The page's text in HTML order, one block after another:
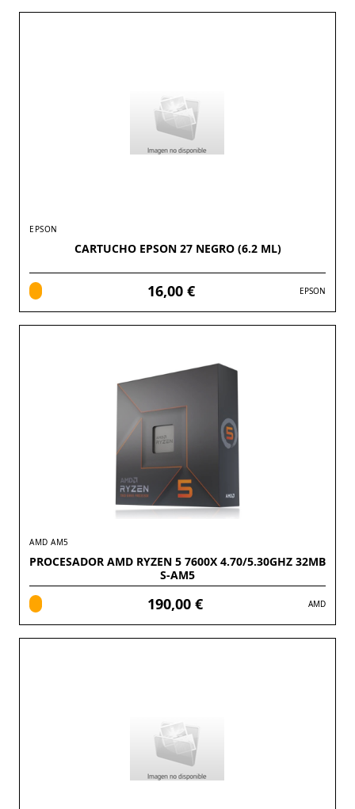
EPSON
CARTUCHO EPSON 27 NEGRO (6.2 ML)
16,00 € EPSON
AMD AM5
PROCESADOR AMD RYZEN 5 7600X 4.70/5.30GHZ 32MB
S-AM5
190,00 € AMD